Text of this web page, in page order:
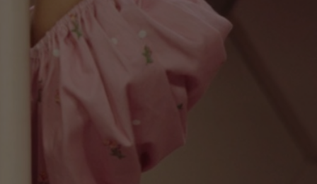
VIVATECH
OUVRAGES
NEWSLETTERS
CARTOGRAPHIE DES
OUTILS IA GÉNÉRATIVE